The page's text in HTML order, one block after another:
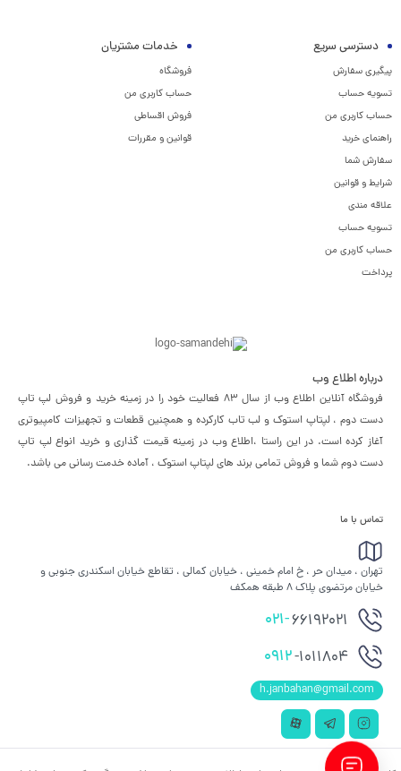
دسترسی سریع
پیگیری سفارش
تسویه حساب
حساب کاربری من
راهنمای خرید
سفارش شما
شرایط و قوانین
علاقه مندی
تسویه حساب
حساب کاربری من
پرداخت
خدمات مشتریان
فروشگاه
حساب کاربری من
فروش اقساطی
قوانین و مقررات
درباره اطلاع وب
فروشگاه آنلاین اطلاع وب از سال 83 فعالیت خود را در زمینه خرید و فروش لپ تاپ
دست دوم ، لپتاپ استوک و لب تاب کارکرده و همچنین قطعات و تجهیزات کامپیوتری
آغاز کرده است. در این راستا ،‌اطلاع وب در زمینه قیمت گذاری و خرید انواع لپ تاپ
دست دوم شما و فروش تمامی برند های لپتاپ استوک ، آماده خدمت رسانی می باشد.
تماس با ما
تهران ، میدان حر ، خ امام خمینی ، خیابان کمالی ، تقاطع خیابان اسکندری جنوبی و
خیابان مرتضوی پلاک 8 طبقه همکف
021-66192021
0912-1011804
h.janbahan@gmail.com